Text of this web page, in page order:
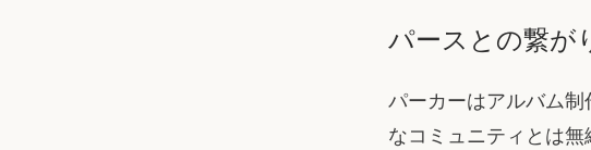
パースとの繋が
パーカーはアルバム
なコミュニティとは